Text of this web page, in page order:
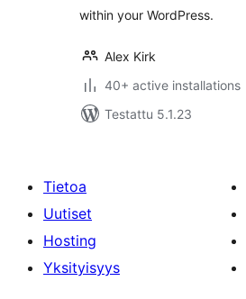
within your WordPress.
Alex Kirk
40+ active installations
Testattu 5.1.23
Tietoa
Uutiset
Hosting
Yksityisyys